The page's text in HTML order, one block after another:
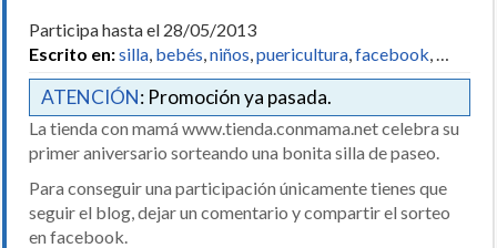
Participa hasta el 28/05/2013
Escrito en:silla bebés niños puericultura facebook
ATENCIÓN: Promoción ya pasada.
La tienda con mamá www.tienda.conmama.net celebra su
primer aniversario sorteando una bonita silla de paseo.
Para conseguir una participación únicamente tienes que
seguir el blog, dejar un comentario y compartir el sorteo
en facebook.